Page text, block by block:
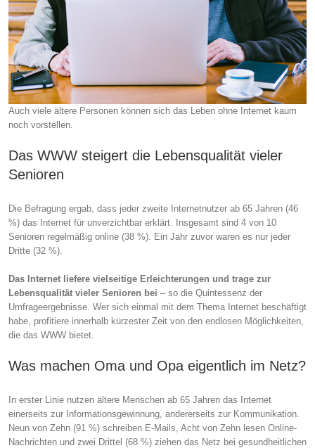
Auch viele ältere Personen können sich das Leben ohne Internet kaum
noch vorstellen.
Das WWW steigert die Lebensqualität vieler
Senioren
Die Befragung ergab, dass jeder zweite Internetnutzer ab 65 Jahren (46
%) das Internet für unverzichtbar erklärt. Insgesamt sind 4 von 10
Senioren regelmäßig online (38 %). Ein Jahr zuvor waren es nur jeder
Dritte (32 %).
Das Internet liefere vielseitige Erleichterungen und trage zur
Lebensqualität vieler Senioren bei – so die Quintessenz der
Umfrageergebnisse. Wer sich einmal mit dem Thema Internet beschäftigt
habe, profitiere innerhalb kürzester Zeit von den endlosen Möglichkeiten,
die das WWW bietet.
Was machen Oma und Opa eigentlich im Netz?
In erster Linie nutzen ältere Menschen ab 65 Jahren das Internet
einerseits zur Informationsgewinnung, andererseits zur Kommunikation.
Neun von Zehn (91 %) schreiben E-Mails, Acht von Zehn lesen Online-
Nachrichten und zwei Drittel (68 %) ziehen das Netz bei gesundheitlichen